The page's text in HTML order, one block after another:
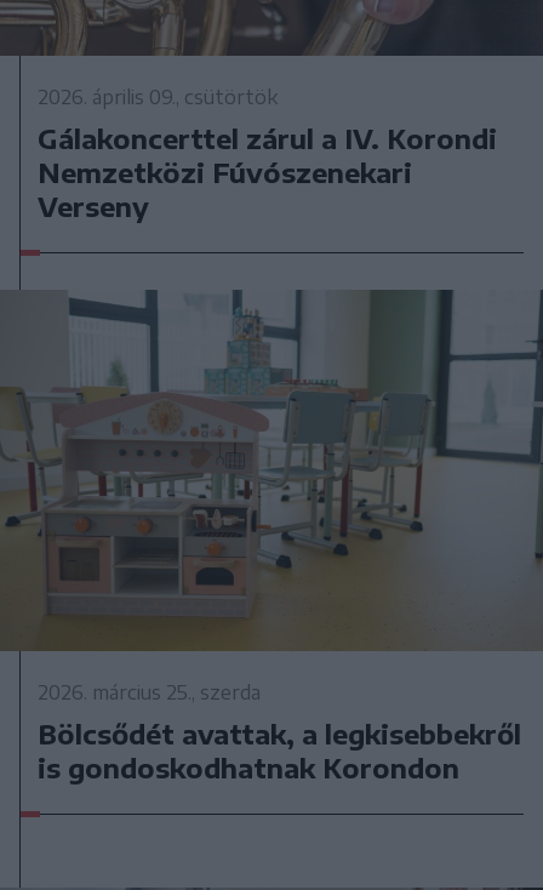
2026. április 09., csütörtök
Gálakoncerttel zárul a IV. Korondi
Nemzetközi Fúvószenekari
Verseny
2026. március 25., szerda
Bölcsődét avattak, a legkisebbekről
is gondoskodhatnak Korondon